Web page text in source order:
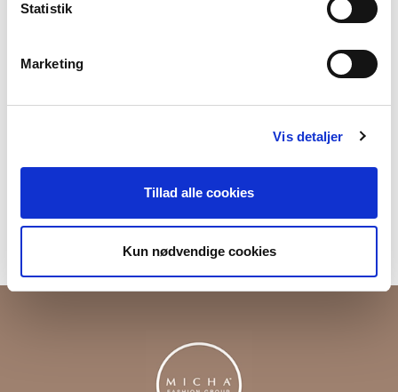
Statistik
Marketing
Vis detaljer
Tillad alle cookies
Kun nødvendige cookies
55%Cotton30%Modal15%Polyester
000001820012103128706
Fri fragt ved køb over 699,-
Returner i vores butikker
Levering 1-3 dage